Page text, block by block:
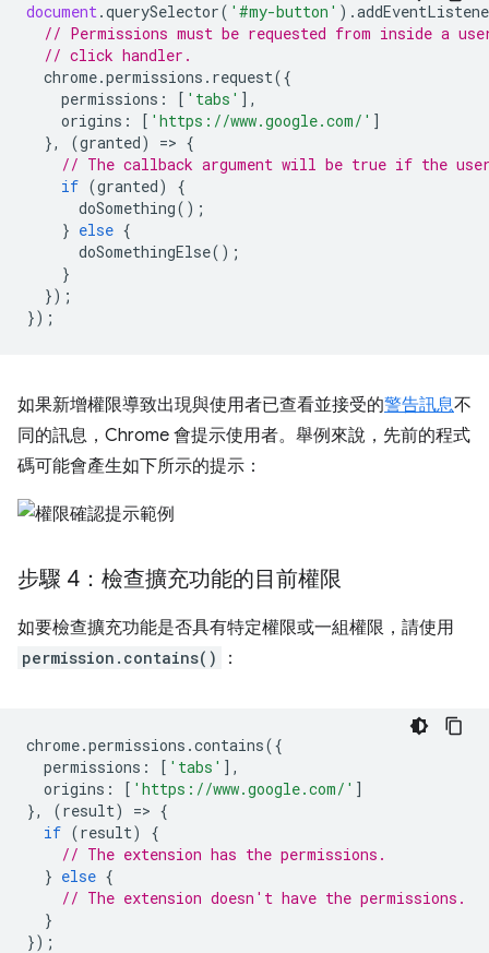
document.querySelector( '#my-button' ).
// Permissions must be requested from inside a
// click handler.
chrome.permissions . request({
permissions : [ 'tabs' ],
origins : [ 'https://www.google.com/' ]
},
(granted) => {
// The callback argument will be true if the
if (granted)
{
doSomething();
} else {
doSomethingElse();
}
});
});
如果新增權限導致出現與使用者已查看並接受的警告訊息不
同的訊息，Chrome 會提示使用者。舉例來說，先前的程式
碼可能會產生如下所示的提示：
步驟 4：檢查擴充功能的目前權限
如要檢查擴充功能是否具有特定權限或一組權限，請使用
permission.contains() ：
chrome.permissions .contains({
permissions : [ 'tabs' ],
origins : [ 'https://www.google.com/' ]
},
(result) => {
if (result)
{
// The extension has the permissions.
} else {
// The extension doesn't have the permissions.
}
});